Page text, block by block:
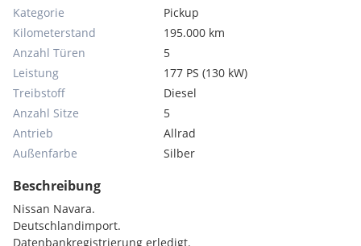
Kategorie
Pickup
Kilometerstand
195.000 km
Anzahl Türen
5
Leistung
177 PS (130 kW)
Treibstoff
Diesel
Anzahl Sitze
5
Antrieb
Allrad
Außenfarbe
Silber
Beschreibung
Nissan Navara.
Deutschlandimport.
Datenbankregistrierung erledigt.